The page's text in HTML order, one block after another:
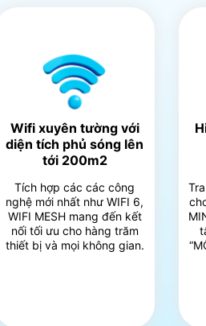
Wifi xuyên tường với
diện tích phủ sóng lên
tới 200m2
Tích hợp các các công
nghệ mới nhất như WIFI 6,
WIFI MESH mang đến kết
nối tối ưu cho hàng trăm
thiết bị và mọi không gian.